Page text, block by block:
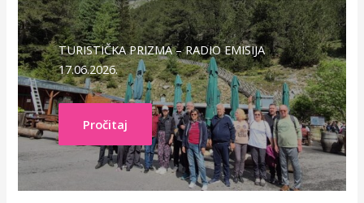
TURISTIČKA PRIZMA – RADIO EMISIJA
17.06.2026.
Pročitaj